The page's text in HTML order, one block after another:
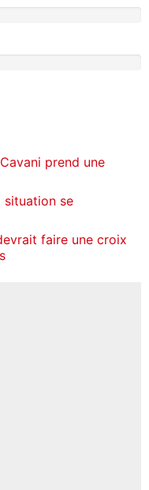
prend une
situation se
faire une croix